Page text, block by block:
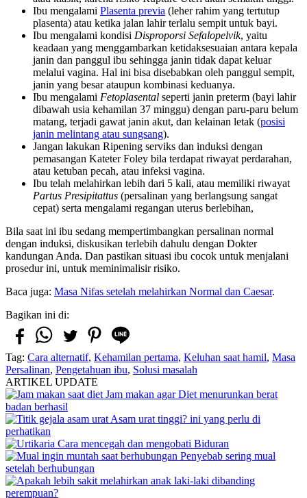
Ibu mengalami Plasenta previa (leher rahim yang tertutup
plasenta) atau ketika jalan lahir terlalu sempit untuk bayi.
Ibu mengalami kondisi Disproporsi Sefalopelvik, yaitu
keadaan yang menggambarkan ketidaksesuaian antara kepala
janin dan panggul ibu sehingga janin tidak dapat keluar
melalui vagina. Hal ini bisa disebabkan oleh panggul sempit,
janin yang besar ataupun kombinasi keduanya.
Ibu mengalami Fetoplasental seperti janin preterm (bayi lahir
dibawah usia kehamilan 37 minggu) dengan paru-paru belum
matang, terjadi gawat janin akut, dan kelainan letak (posisi
janin melintang atau sungsang).
Jangan lakukan Ripening serviks dan induksi dengan
pemasangan Kateter Foley bila terdapat riwayat perdarahan,
atau ketuban pecah, atau infeksi vagina.
Ibu telah melahirkan lebih dari 5 kali, atau memiliki riwayat
Partus Presipitattus (persalinan yang berlangsung sangat
cepat) serta mengalami regangan uterus berlebihan,
Bila saat ini ibu sedang mempertimbangkan persalinan normal
dengan induksi, diskusikan terlebih dahulu dengan Dokter
kandungan Anda. Dan pastikan situasi ibu cocok untuk menjalani
prosedur ini, untuk meminimalisir risiko.
Baca juga: Masa Nifas setelah melahirkan Normal dan Caesar.
Bagikan ini di:
Tag: Cara alternatif, Kehamilan pertama, Keluhan saat hamil, Masa
Persalinan, Pengetahuan ibu, Solusi masalah
ARTIKEL UPDATE
Jam makan agar Diet menurunkan berat
badan berhasil
Asam urat tinggi? ini yang perlu di
perhatikan
Cara mencegah dan mengobati Biduran
Penyebab sering mual
setelah berhubungan